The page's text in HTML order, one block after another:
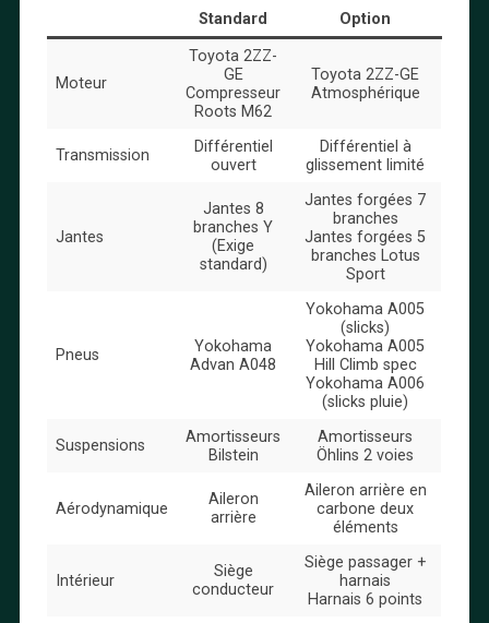
Standard Option
Moteur
Toyota 2ZZ-
GE
Compresseur
Roots M62
Toyota 2ZZ-GE
Atmosphérique
Transmission
Différentiel
ouvert
Différentiel à
glissement limité
Jantes
Jantes 8
branches Y
(Exige
standard)
Jantes forgées 7
branches
Jantes forgées 5
branches Lotus
Sport
Pneus
Yokohama
Advan A048
Yokohama A005
(slicks)
Yokohama A005
Hill Climb spec
Yokohama A006
(slicks pluie)
Suspensions
Amortisseurs
Bilstein
Amortisseurs
Öhlins 2 voies
Aérodynamique
Aileron
arrière
Aileron arrière en
carbone deux
éléments
Intérieur
Siège
conducteur
Siège passager +
harnais
Harnais 6 points